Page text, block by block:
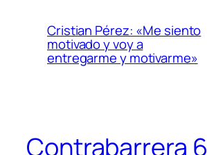
Cristian Pérez: «Me siento
motivado y voy a
entregarme y motivarme»
Contrabarrera 6